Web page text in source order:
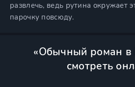
развлечь, ведь рутина окружает
парочку повсюду.
«Обычный роман в
смотреть